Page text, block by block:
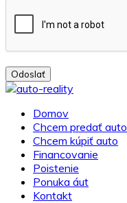
Odoslať
Domov
Chcem predať auto
Chcem kúpiť auto
Financovanie
Poistenie
Ponuka áut
Kontakt